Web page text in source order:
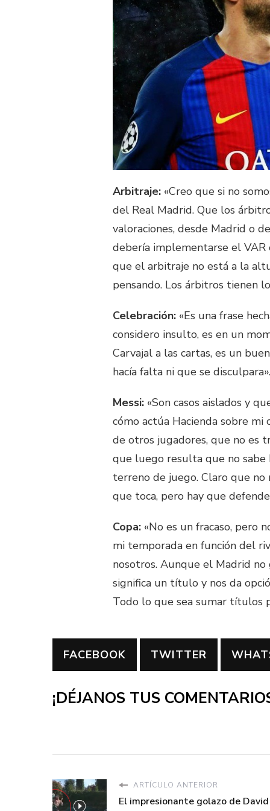
Arbitraje: «Creo que si no
del Real Madrid. Que los
valoraciones, desde Madrid o
debería implementarse el
que el arbitraje no está a la
pensando. Los árbitros tienen
Celebración: «Es una frase
considero insulto, es en un
Carvajal a las cartas, es un
hacía falta ni que se disculpara».
Messi: «Son casos aislados y
cómo actúa Hacienda sobre mi
de otros jugadores, que no es
que luego resulta que no sabe
terreno de juego. Claro que no
que toca, pero hay que
Copa: «No es un fracaso, pero
mi temporada en función del
nosotros. Aunque el Madrid no
significa un título y nos da
Todo lo que sea sumar títulos
FACEBOOK TWITTER
¡DÉJANOS TUS
ARTÍCULO ANTERIOR
El impresionante golazo de